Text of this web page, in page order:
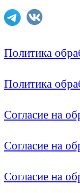
Политика
Политика
Согласие на
Согласие на
Согласие на